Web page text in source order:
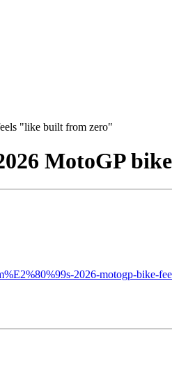
"like built from zero"
MotoGP
2026-motogp-bike-